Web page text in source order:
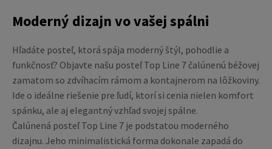
Moderný dizajn vo vašej spálni
Hľadáte posteľ, ktorá spája moderný štýl, pohodlie a
funkčnosť? Objavte našu posteľ Top Line 7 čalúnenú béžovej
zamatom so zdvíhacím rámom a kontajnerom na lôžkoviny.
Ide o ideálne riešenie pre ľudí, ktorí si cenia nielen komfort
spánku, ale aj elegantný vzhľad svojej spálne.
Čalúnená posteľ Top Line 7 je podstatou moderného
dizajnu. Jeho minimalistická forma dokonale zapadá do